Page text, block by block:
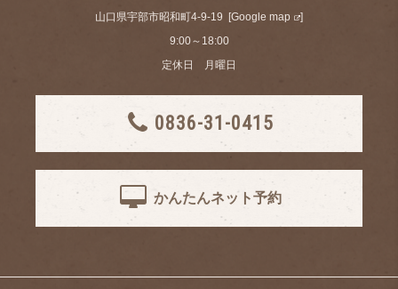
山口県宇部市昭和町4-9-19 [Google map
]
9:00～18:00
定休日 月曜日
0836-31-0415
かんたんネット予約